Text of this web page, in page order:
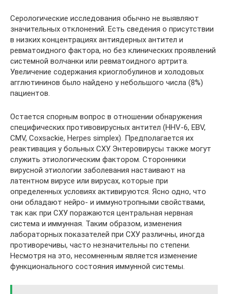
Серологические исследования обычно не выявляют
значительных отклонений. Есть сведения о присутствии
в низких концентрациях антиядерных антител и
ревматоидного фактора, но без клинических проявлений
системной волчанки или ревматоидного артрита.
Увеличение содержания криоглобулинов и холодовых
агглютининов было найдено у небольшого числа (8%)
пациентов.
Остается спорным вопрос в отношении обнаружения
специфических противовирусных антител (HHV-6, EBV,
CMV, Coxsackie, Herpes simplex). Предполагается их
реактивация у больных СХУ. Энтеровирусы также могут
служить этиологическим фактором. Сторонники
вирусной этиологии заболевания настаивают на
латентном вирусе или вирусах, которые при
определенных условиях активируются. Ясно одно, что
они обладают нейро- и иммунотропными свойствами,
так как при СХУ поражаются центральная нервная
система и иммунная. Таким образом, изменения
лабораторных показателей при СХУ различны, иногда
противоречивы, часто незначительны по степени.
Несмотря на это, несомненным является изменение
функционального состояния иммунной системы.